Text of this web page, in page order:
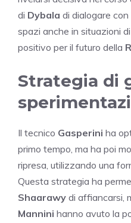
di Dybala di dialogare
spazi anche in situazioni
positivo per il futuro della
Strategia di
Il tecnico Gasperini ha
primo tempo, ma ha poi
ripresa, utilizzando una
Questa strategia ha
Shaarawy di affiancarsi,
Mannini hanno avuto la